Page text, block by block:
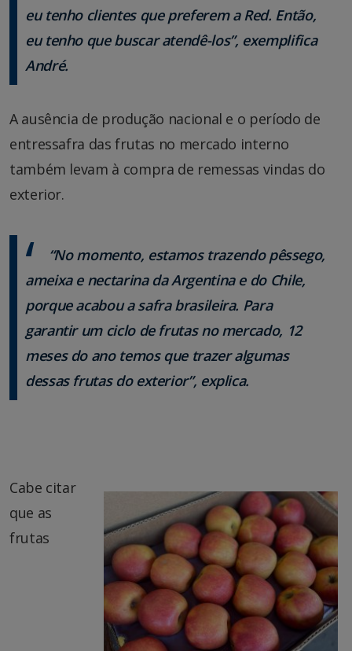
eu tenho clientes que preferem a Red. Então,
eu tenho que buscar atendê-los”, exemplifica
André.
A ausência de produção nacional e o período de
entressafra das frutas no mercado interno
também levam à compra de remessas vindas do
exterior.
“No momento, estamos trazendo pêssego,
ameixa e nectarina da Argentina e do Chile,
porque acabou a safra brasileira. Para
garantir um ciclo de frutas no mercado, 12
meses do ano temos que trazer algumas
dessas frutas do exterior”, explica.
Cabe citar
que as
frutas